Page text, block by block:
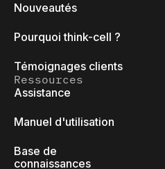
Nouveautés
Pourquoi think-cell ?
Témoignages clients
Ressources
Assistance
Manuel d'utilisation
Base de
connaissances